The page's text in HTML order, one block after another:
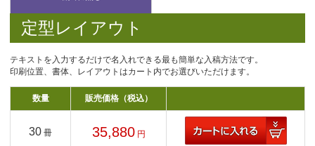
定型レイアウト
テキストを入力するだけで名入れできる最も簡単な入稿方法です。
印刷位置、書体、レイアウトはカート内でお選びいただけます。
数量 販売価格（税込）
30 冊 35,880 円